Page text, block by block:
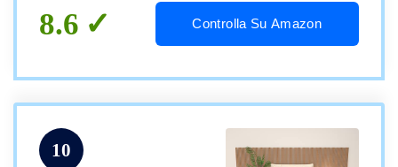
ITALY
8.6 Controlla Su Amazon
10